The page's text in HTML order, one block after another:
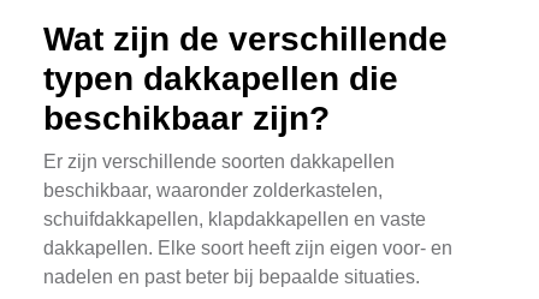
Wat zijn de verschillende
typen dakkapellen die
beschikbaar zijn?
Er zijn verschillende soorten dakkapellen
beschikbaar, waaronder zolderkastelen,
schuifdakkapellen, klapdakkapellen en vaste
dakkapellen. Elke soort heeft zijn eigen voor- en
nadelen en past beter bij bepaalde situaties.